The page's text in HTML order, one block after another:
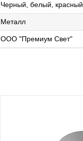
Черный, белый, красный
Металл
ООО "Премиум Свет"